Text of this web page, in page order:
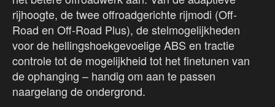
rijhoogte, de twee offroadgerichte rijmodi (Off-
Road en Off-Road Plus), de stelmogelijkheden
voor de hellingshoekgevoelige ABS en tractie
controle tot de mogelijkheid tot het finetunen van
de ophanging – handig om aan te passen
naargelang de ondergrond.